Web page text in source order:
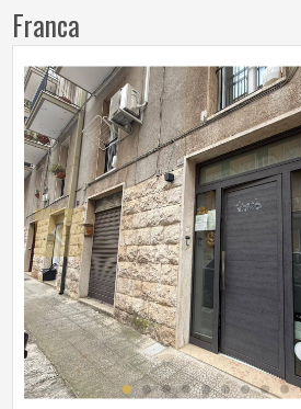
Franca